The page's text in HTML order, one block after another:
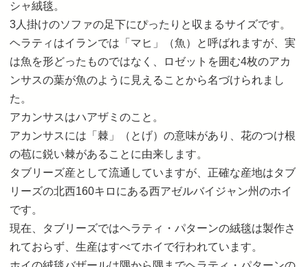
シャ絨毯。
3人掛けのソファの足下にぴったりと収まるサイズです。
ヘラティはイランでは「マヒ」（魚）と呼ばれますが、実
は魚を形どったものではなく、ロゼットを囲む4枚のアカ
ンサスの葉が魚のように見えることから名づけられまし
た。
アカンサスはハアザミのこと。
アカンサスには「棘」（とげ）の意味があり、花のつけ根
の苞に鋭い棘があることに由来します。
タブリーズ産として流通していますが、正確な産地はタブ
リーズの北西160キロにある西アゼルバイジャン州のホイ
です。
現在、タブリーズではヘラティ・パターンの絨毯は製作さ
れておらず、生産はすべてホイで行われています。